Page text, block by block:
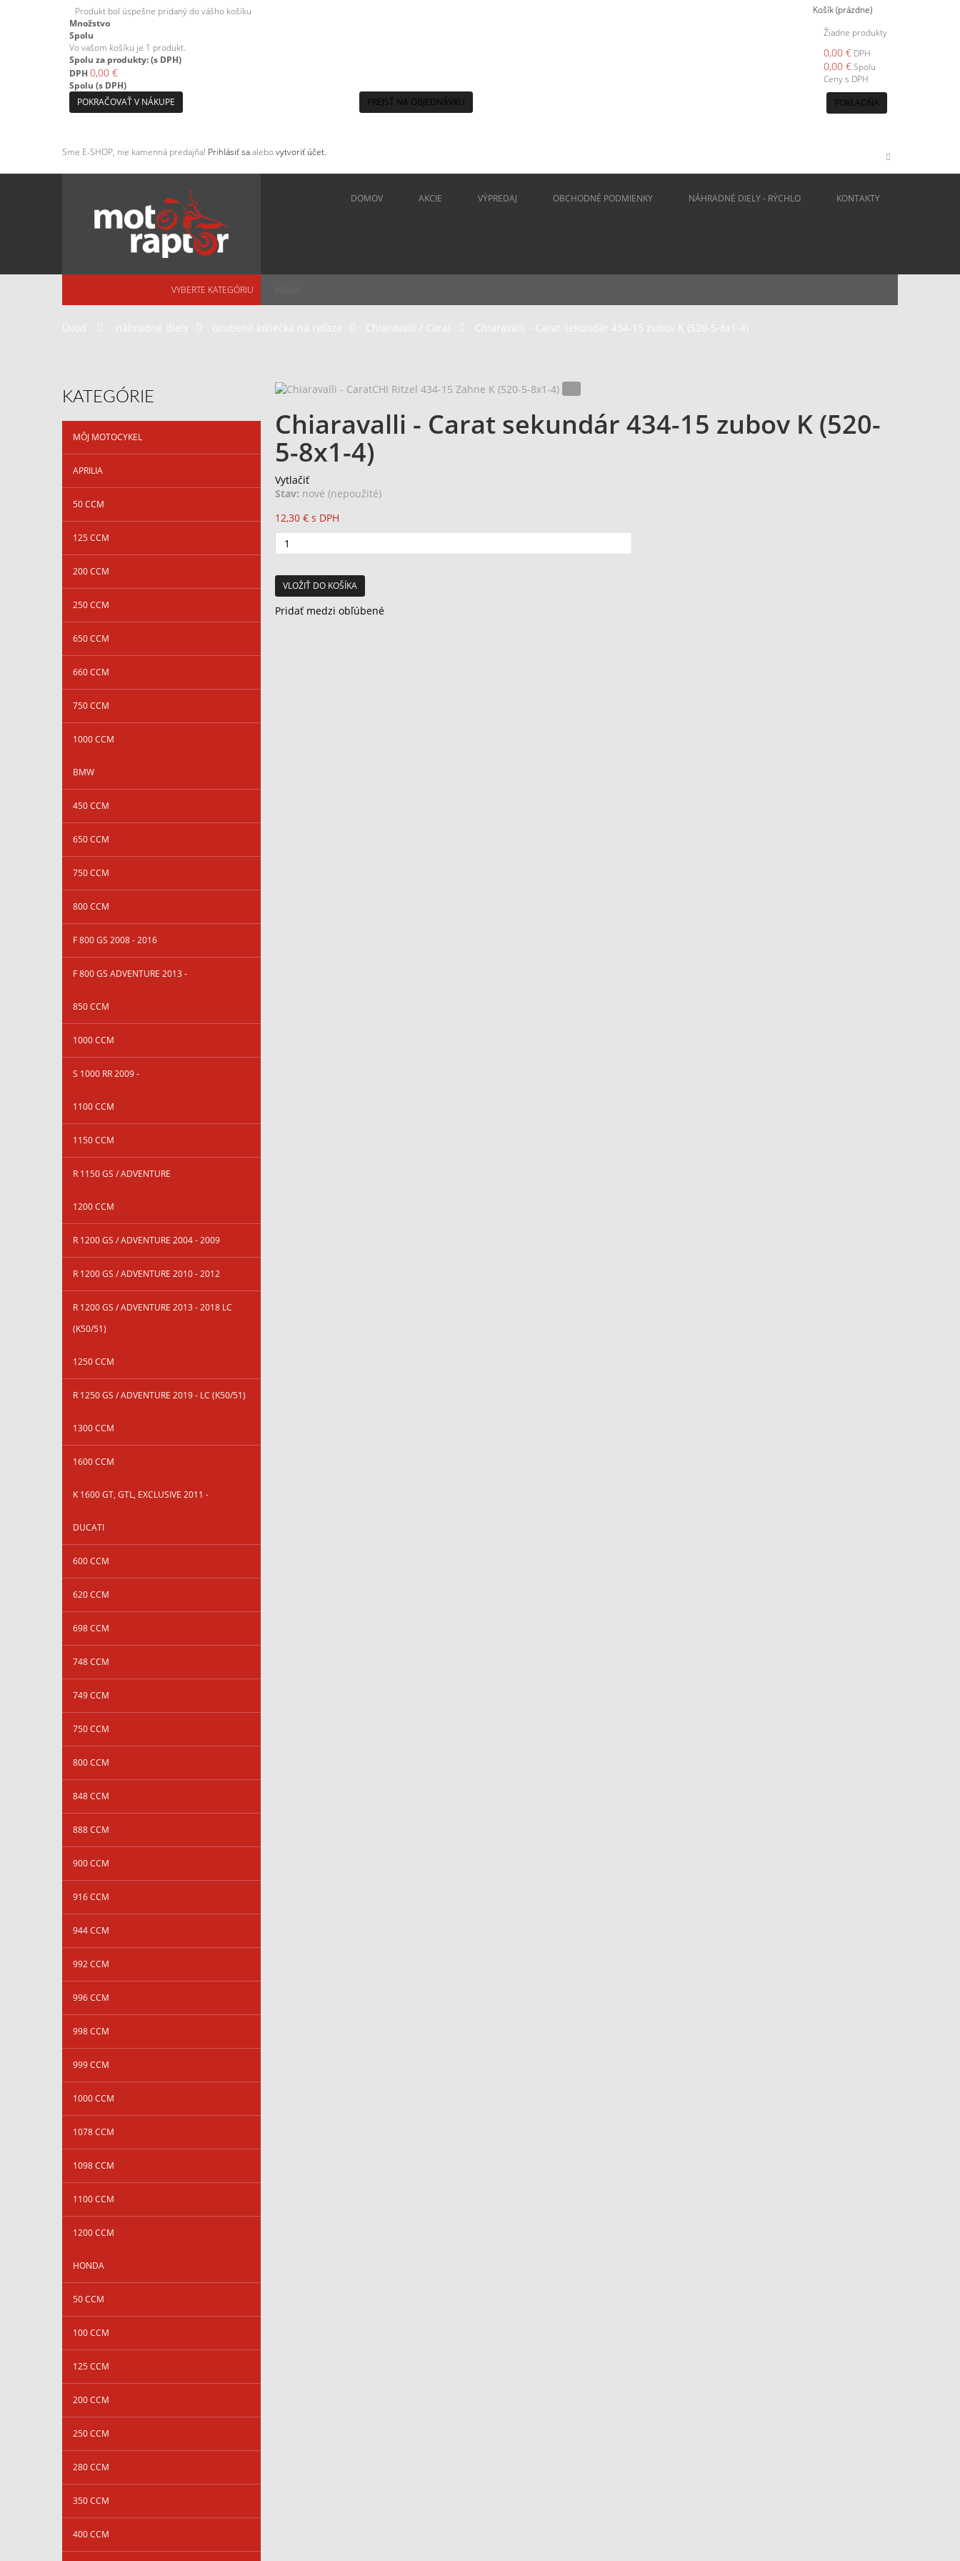
Košík(prázdne)
Žiadne produkty
0,00 € DPH
0,00 €Spolu
Ceny s DPH
POKLADŇA
Produkt bol úspešne pridaný do vášho košíku
Množstvo
Spolu
Vo vašom košíku je 1 produkt.
Spolu za produkty: (s DPH)
DPH 0,00 €
Spolu (s DPH)
POKRAČOVAŤ V NÁKUPE
PREJSŤ NA OBJEDNÁVKU
Sme E-SHOP, nie kamenná predajňa! Prihlásiť saalebovytvoriť účet.
DOMOV AKCIE VÝPREDAJ OBCHODNÉ PODMIENKY NÁHRADNÉ DIELY - RÝCHLO KONTAKTY
VYBERTE KATEGÓRIU
Úvod náhradné diely ozubené koliečka na reťaze Chiaravalli / Carat Chiaravalli - Carat sekundár 434-15 zubov K (520-5-8x1-4)
KATEGÓRIE
MÔJ MOTOCYKEL
APRILIA
50 CCM
125 CCM
200 CCM
250 CCM
650 CCM
660 CCM
750 CCM
1000 CCM
BMW
450 CCM
650 CCM
750 CCM
800 CCM
F 800 GS 2008 - 2016
F 800 GS ADVENTURE 2013 -
850 CCM
1000 CCM
S 1000 RR 2009 -
1100 CCM
1150 CCM
R 1150 GS / ADVENTURE
1200 CCM
R 1200 GS / ADVENTURE 2004 - 2009
R 1200 GS / ADVENTURE 2010 - 2012
R 1200 GS / ADVENTURE 2013 - 2018 LC
(K50/51)
1250 CCM
R 1250 GS / ADVENTURE 2019 - LC (K50/51)
1300 CCM
1600 CCM
K 1600 GT, GTL, EXCLUSIVE 2011 -
DUCATI
600 CCM
620 CCM
698 CCM
748 CCM
749 CCM
750 CCM
800 CCM
848 CCM
888 CCM
900 CCM
916 CCM
944 CCM
992 CCM
996 CCM
998 CCM
999 CCM
1000 CCM
1078 CCM
1098 CCM
1100 CCM
1200 CCM
HONDA
50 CCM
100 CCM
125 CCM
200 CCM
250 CCM
280 CCM
350 CCM
400 CCM
Chiaravalli - Carat sekundár 434-15 zubov K (520-
5-8x1-4)
Vytlačiť
Stav: nové (nepoužité)
12,30 €s DPH
VLOŽIŤ DO KOŠÍKA
Pridať medzi obľúbené